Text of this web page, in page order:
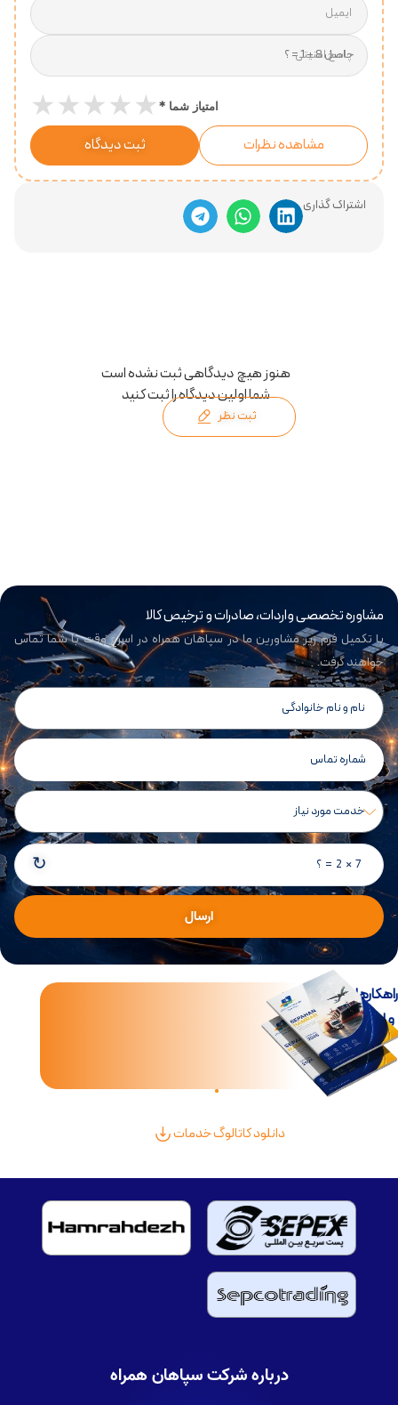
ایمیل
پاسخ امنیتی
امتیاز شما *
★★★★★
ثبت دیدگاه مشاهده نظرات
اشتراک گذاری
هنوز هیچ دیدگاهی ثبت نشده است
شما اولین دیدگاه را ثبت کنید
ثبت نظر
مشاوره تخصصی واردات، صادرات و ترخیص کالا
با تکمیل فرم زیر مشاورین ما در سپاهان همراه در اسرع وقت با شما تماس
خواهند گرفت.
7 × 2 = ؟ ↻
ارسال
جامع تجارت
و لجستیک بین‌الملل
دانلود کاتالوگ خدمات
درباره شرکت سپاهان همراه